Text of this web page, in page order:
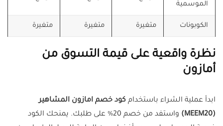
الموسمية
الكوبونات متغيرة متغيرة متغيرة
نظرة واقعية على قيمة التسوق من
أمازون
ابدأ عملية الشراء باستخدام كود خصم امازون المشاهير
(MEEM20)
واستفد من خصم 20% على طلبك. يمنحك الكود